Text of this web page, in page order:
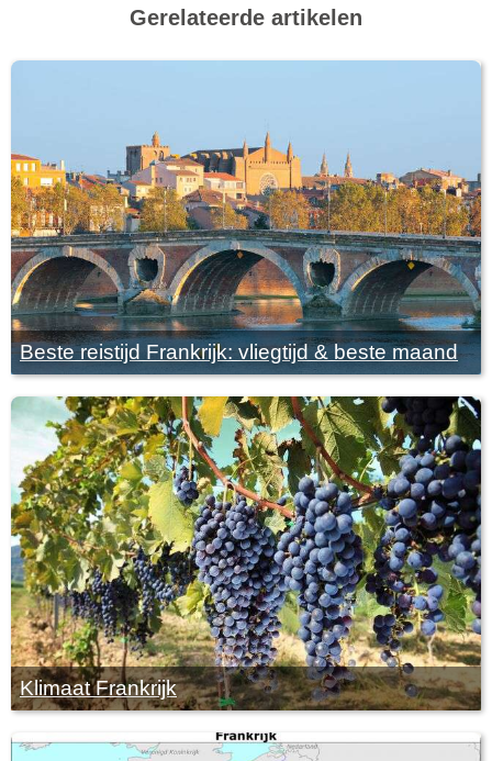
Gerelateerde artikelen
Beste reistijd Frankrijk: vliegtijd & beste maand
Klimaat Frankrijk